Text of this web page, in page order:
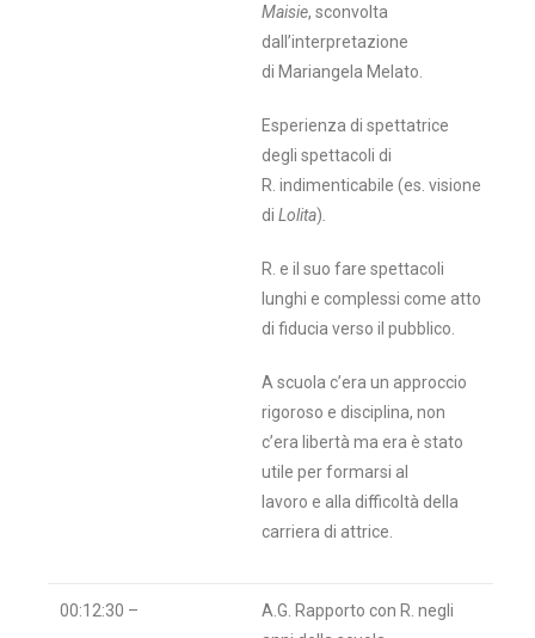
Maisie, sconvolta
dall’interpretazione
di Mariangela Melato.
Esperienza di spettatrice
degli spettacoli di
R. indimenticabile (es. visione
di Lolita)
R. e il suo fare spettacoli
lunghi e complessi come atto
di fiducia verso il pubblico.
A scuola c’era un approccio
rigoroso e disciplina, non
c’era libertà ma era è stato
utile per formarsi al
lavoro e alla difficoltà della
carriera di attrice.
00:12:30 –
A.G. Rapporto con R. negli